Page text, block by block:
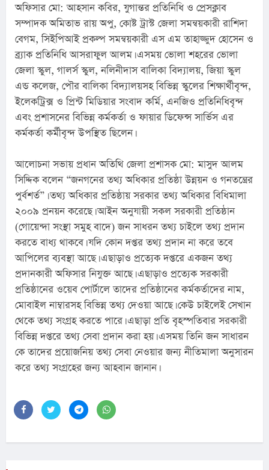
অফিসার মো: আহসান কবির, যুগান্তর প্রতিনিধি ও প্রেসক্লাব
সম্পাদক অমিতাভ রায় অপু, কোষ্ট ট্রাস্ট জেলা সমন্বয়কারী রাশিদা
বেগম, সিইপিআই প্রকল্প সমন্বয়কারী এস এম তাহাজ্জুদ হোসেন ও
ব্র্যাক প্রতিনিধি আসরাফুল আলম। এসময় ভোলা শহরের ভোলা
জেলা স্কুল, গালর্স স্কুল, নলিনীদাস বালিকা বিদ্যালয়, জিয়া স্কুল
এন্ড কলেজ, পৌর বালিকা বিদ্যালয়সহ বিভিন্ন স্কুলের শিক্ষার্থীবৃন্দ,
ইলেকট্রিক্স ও প্রিন্ট মিডিয়ার সংবাদ কর্মি, এনজিও প্রতিনিধিবৃন্দ
এবং প্রশাসনের বিভিন্ন কর্মকর্তা ও ফায়ার ডিফেন্স সার্ভিস এর
কর্মকর্তা কর্মীবৃন্দ উপস্থিত ছিলেন।
আলোচনা সভায় প্রধান অতিথি জেলা প্রশাসক মো: মাসুদ আলম
সিদ্দিক বলেন “জনগনের তথ্য অধিকার প্রতিষ্ঠা উন্নয়ন ও গনতন্ত্রের
পুর্বশর্ত”। তথ্য অধিকার প্রতিষ্ঠায় সরকার তথ্য অধিকার বিধিমালা
২০০৯ প্রনয়ন করেছে। আইন অনুযায়ী সকল সরকারী প্রতিষ্ঠান
(গোয়েন্দা সংস্থা সমুহ বাদে) জন সাধরন তথ্য চাইলে তথ্য প্রদান
করতে বাধ্য থাকবে। যদি কোন দপ্তর তথ্য প্রদান না করে তবে
আপিলের ব্যবস্থা আছে। এছাড়াও প্রত্যেক দপ্তরে একজন তথ্য
প্রদানকারী অফিসার নিযুক্ত আছে। এছাড়াও প্রত্যেক সরকারী
প্রতিষ্ঠানের ওয়েব পোর্টালে তাদের প্রতিষ্ঠানের কর্মকর্তাদের নাম,
মোবাইল নাম্বারসহ বিভিন্ন তথ্য দেওয়া আছে। কেউ চাইলেই সেখান
থেকে তথ্য সংগ্রহ করতে পারে। এছাড়া প্রতি বৃহস্পতিবার সরকারী
বিভিন্ন দপ্তরে তথ্য সেবা প্রদান করা হয়। এসময় তিনি জন সাধারন
কে তাদের প্রয়োজনিয় তথ্য সেবা নেওয়ার জন্য নীতিমালা অনুসারন
করে তথ্য সংগ্রহের জন্য আহবান জানান।